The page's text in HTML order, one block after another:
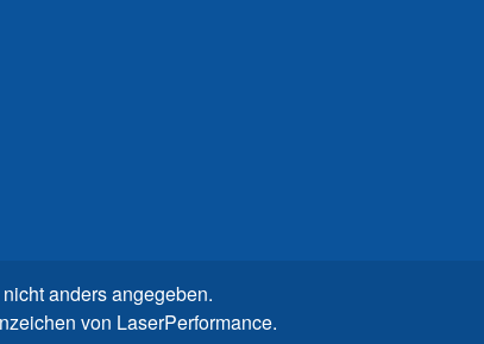
anders angegeben.
von LaserPerformance.